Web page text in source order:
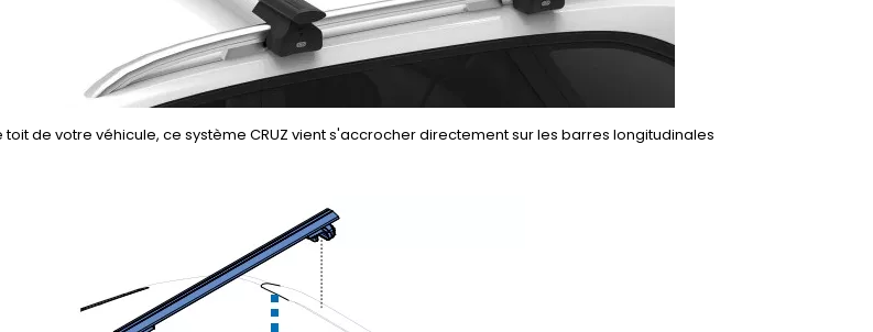
toit de votre véhicule, ce système CRUZ vient s'accrocher directement sur les barres longitudinales